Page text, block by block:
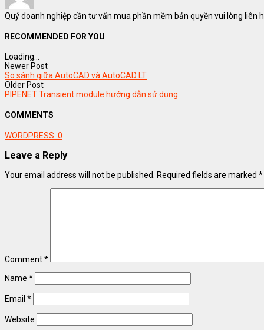
Quý doanh nghiệp cần tư vấn mua phần mềm bản quyền vui lòng liên
RECOMMENDED FOR YOU
Loading...
Newer Post
So sánh giữa AutoCAD và AutoCAD LT
Older Post
PIPENET Transient module hướng dẫn sử dụng
COMMENTS
WORDPRESS: 0
Leave a Reply
Your email address will not be published. Required fields are marked *
Comment*
Name *
Email *
Website